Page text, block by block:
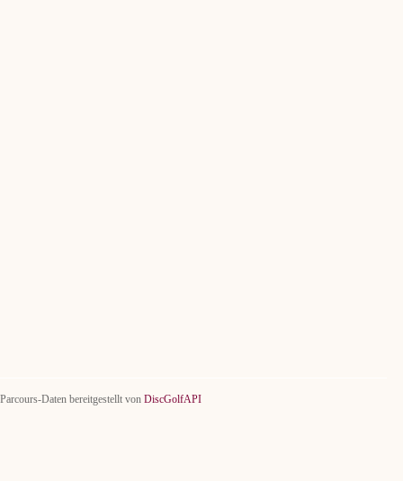
Parcours-Daten bereitgestellt von DiscGolfAPI